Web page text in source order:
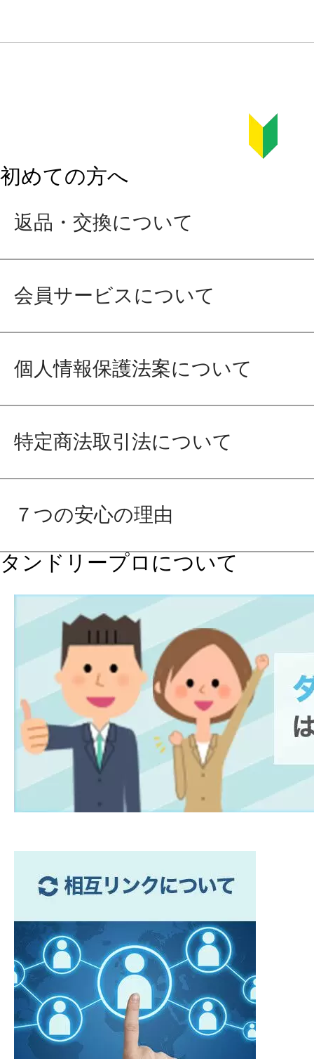
初めての方へ
返品・交換について
会員サービスについて
個人情報保護法案について
特定商法取引法について
７つの安心の理由
タンドリープロについて